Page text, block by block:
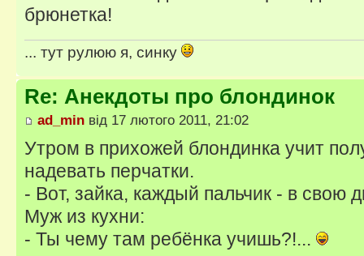
брюнетка!
... тут рулюю я, синку
Re: Анекдоты про блондинок
ad_min від 17 лютого 2011, 21:02
Утром в прихожей блондинка учит
надевать перчатки.
- Вот, зайка, каждый пальчик - в свою
Муж из кухни:
- Ты чему там ребёнка учишь?!...